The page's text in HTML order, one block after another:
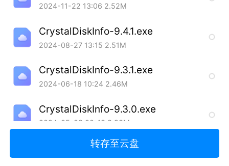
2024-11-22 13:06 2.52M
CrystalDiskInfo-9.4.1.exe
2024-08-27 13:15 2.51M
CrystalDiskInfo-9.3.1.exe
2024-06-18 10:24 2.46M
CrystalDiskInfo-9.3.0.exe
2024-05-03 00:43 3.93M
CrystalDiskInfo-9.3.0 Ao.exe
转存至云盘